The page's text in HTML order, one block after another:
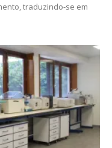
traduzindo-se em